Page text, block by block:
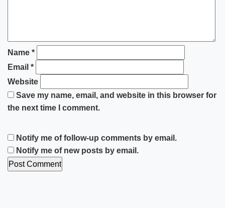
Name *
Email *
Website
Save my name, email, and website in this browser for
the next time I comment.
Notify me of follow-up comments by email.
Notify me of new posts by email.